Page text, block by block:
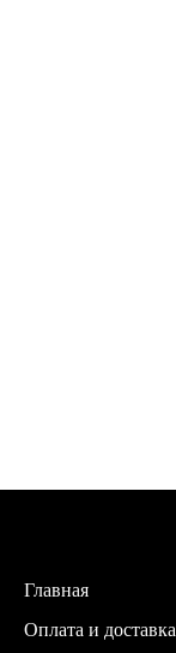
Главная
Оплата и доставка